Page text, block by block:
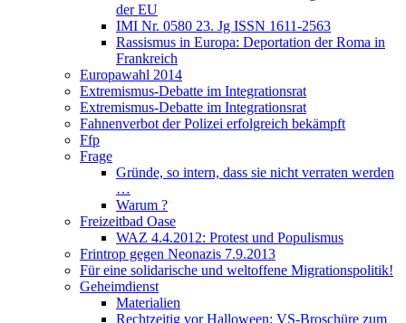
der EU
IMI Nr. 0580 23. Jg ISSN 1611-2563
Rassismus in Europa: Deportation der Roma in
Frankreich
Europawahl 2014
Extremismus-Debatte im Integrationsrat
Extremismus-Debatte im Integrationsrat
Fahnenverbot der Polizei erfolgreich bekämpft
Ffp
Frage
Gründe, so intern, dass sie nicht verraten werden
…
Warum ?
Freizeitbad Oase
WAZ 4.4.2012: Protest und Populismus
Frintrop gegen Neonazis 7.9.2013
Für eine solidarische und weltoffene Migrationspolitik!
Geheimdienst
Materialien
Rechtzeitig vor Halloween: VS-Broschüre zum